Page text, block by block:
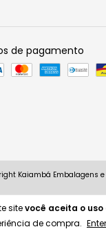
sitevocê aceita o uso
de compra.
de pagamento
Kaiambá Embalagens